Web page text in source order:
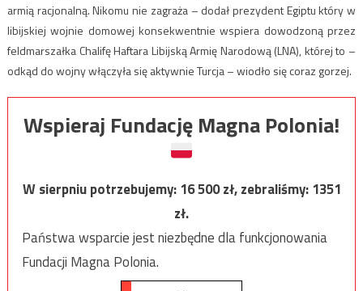
armią racjonalną. Nikomu nie zagraża – dodał prezydent Egiptu który w
libijskiej wojnie domowej konsekwentnie wspiera dowodzoną przez
feldmarszałka Chalifę Haftara Libijską Armię Narodową (LNA), której to –
odkąd do wojny włączyła się aktywnie Turcja – wiodło się coraz gorzej.
Wspieraj Fundację Magna Polonia!
W sierpniu potrzebujemy:16 500zł, zebraliśmy:1351
zł.
Państwa wsparcie jest niezbędne dla funkcjonowania
Fundacji Magna Polonia.